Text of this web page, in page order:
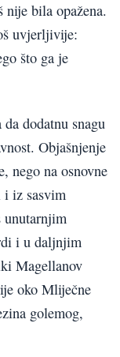
nije bila opažena.
uvjerljivije:
što ga je
dodatnu snagu
Objašnjenje
nego na osnovne
i iz sasvim
unutarnjim
i u daljnjim
Magellanov
oko Mliječne
golemog,